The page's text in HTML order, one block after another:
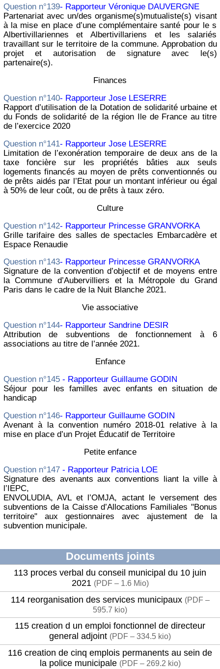
Question n°139- Rapporteur Véronique DAUVERGNE
Partenariat avec un/des organisme(s)mutualiste(s) visant
à la mise en place d’une complémentaire santé pour le s
Albertivillariennes et Albertivillariens et les salariés
travaillant sur le territoire de la commune. Approbation du
projet et autorisation de signature avec le(s)
partenaire(s).
Finances
Question n°140- Rapporteur Jose LESERRE
Rapport d’utilisation de la Dotation de solidarité urbaine et
du Fonds de solidarité de la région Ile de France au titre
de l’exercice 2020
Question n°141- Rapporteur Jose LESERRE
Limitation de l’exonération temporaire de deux ans de la
taxe foncière sur les propriétés bâties aux seuls
logements financés au moyen de prêts conventionnés ou
de prêts aidés par l’Etat pour un montant inférieur ou égal
à 50% de leur coût, ou de prêts à taux zéro.
Culture
Question n°142- Rapporteur Princesse GRANVORKA
Grille tarifaire des salles de spectacles Embarcadère et
Espace Renaudie
Question n°143- Rapporteur Princesse GRANVORKA
Signature de la convention d’objectif et de moyens entre
la Commune d’Aubervilliers et la Métropole du Grand
Paris dans le cadre de la Nuit Blanche 2021.
Vie associative
Question n°144- Rapporteur Sandrine DESIR
Attribution de subventions de fonctionnement à 6
associations au titre de l’année 2021.
Enfance
Question n°145- Rapporteur Guillaume GODIN
Séjour pour les familles avec enfants en situation de
handicap
Question n°146- Rapporteur Guillaume GODIN
Avenant à la convention numéro 2018-01 relative à la
mise en place d’un Projet Éducatif de Territoire
Petite enfance
Question n°147- Rapporteur Patricia LOE
Signature des avenants aux conventions liant la ville à
l’IEPC,
ENVOLUDIA, AVL et l’OMJA, actant le versement des
subventions de la Caisse d’Allocations Familiales "Bonus
territoire" aux gestionnaires avec ajustement de la
subvention municipale.
Documents joints
113 proces verbal du conseil municipal du 10 juin
2021 (PDF – 1.6 Mio)
114 reorganisation des services municipaux (PDF –
595.7 kio)
115 creation d un emploi fonctionnel de directeur
general adjoint (PDF – 334.5 kio)
116 creation de cinq emplois permanents au sein de
la police municipale (PDF – 269.2 kio)